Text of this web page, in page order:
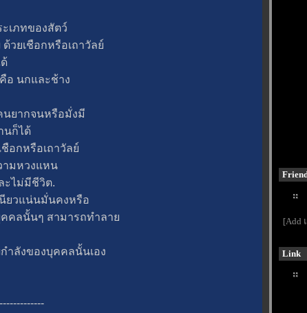
ภทของสัตว์
ยเชือกหรือเถาวัลย์
นกและช้าง
ยากจนหรือมั่งมี
นก็ได้
อกหรือเถาวัลย์
มหวงแหน
ะไม่มีชีวิต.
วแน่นมั่นคงหรือ
คคลนั้นๆ สามารถทำลา
งของบุคคลนั้นเอง
[Add
Link